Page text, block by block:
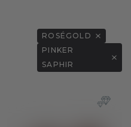
ROSÉGOLD
PINKER
SAPHIR